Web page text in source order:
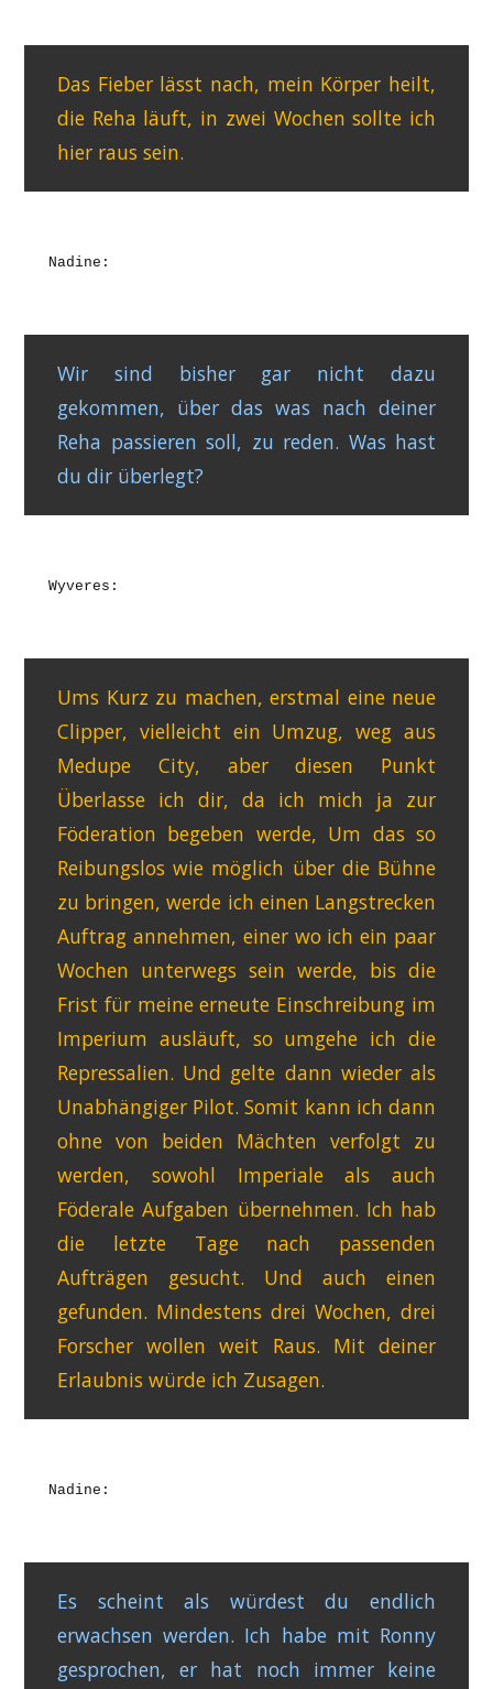
Das Fieber lässt nach, mein Körper heilt,
die Reha läuft, in zwei Wochen sollte ich
hier raus sein.
Nadine:
Wir sind bisher gar nicht dazu
gekommen, über das was nach deiner
Reha passieren soll, zu reden. Was hast
du dir überlegt?
Wyveres:
Ums Kurz zu machen, erstmal eine neue
Clipper, vielleicht ein Umzug, weg aus
Medupe City, aber diesen Punkt
Überlasse ich dir, da ich mich ja zur
Föderation begeben werde, Um das so
Reibungslos wie möglich über die Bühne
zu bringen, werde ich einen Langstrecken
Auftrag annehmen, einer wo ich ein paar
Wochen unterwegs sein werde, bis die
Frist für meine erneute Einschreibung im
Imperium ausläuft, so umgehe ich die
Repressalien. Und gelte dann wieder als
Unabhängiger Pilot. Somit kann ich dann
ohne von beiden Mächten verfolgt zu
werden, sowohl Imperiale als auch
Föderale Aufgaben übernehmen. Ich hab
die letzte Tage nach passenden
Aufträgen gesucht. Und auch einen
gefunden. Mindestens drei Wochen, drei
Forscher wollen weit Raus. Mit deiner
Erlaubnis würde ich Zusagen.
Nadine:
Es scheint als würdest du endlich
erwachsen werden. Ich habe mit Ronny
gesprochen, er hat noch immer keine